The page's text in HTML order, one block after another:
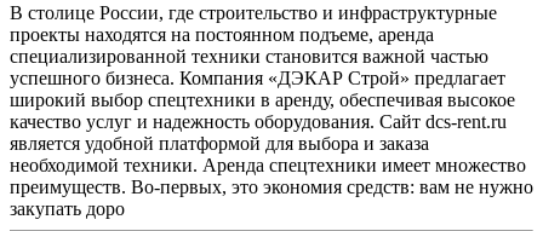
В столице России, где строительство и инфраструктурные
проекты находятся на постоянном подъеме, аренда
специализированной техники становится важной частью
успешного бизнеса. Компания «ДЭКАР Строй» предлагает
широкий выбор спецтехники в аренду, обеспечивая высокое
качество услуг и надежность оборудования. Сайт dcs-rent.ru
является удобной платформой для выбора и заказа
необходимой техники. Аренда спецтехники имеет множество
преимуществ. Во-первых, это экономия средств: вам не нужно
закупать доро